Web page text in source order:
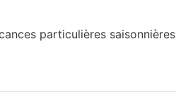
particulières saisonnières